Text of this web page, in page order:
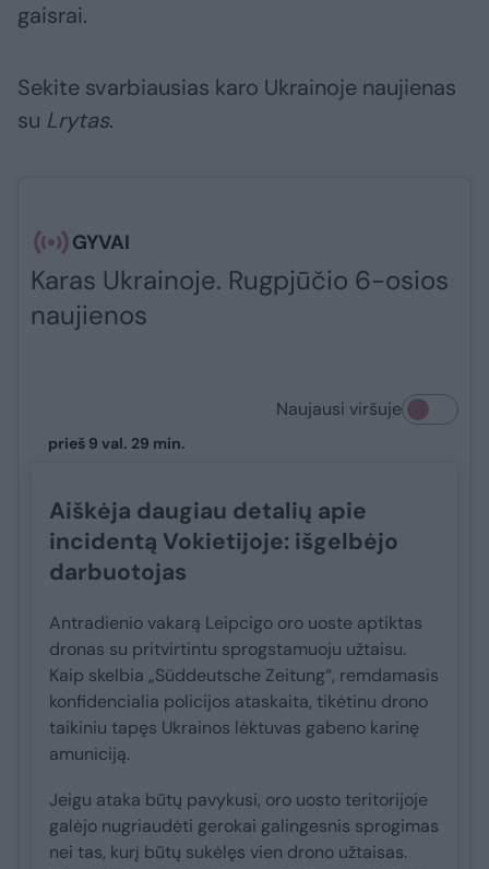
gaisrai.
Sekite svarbiausias karo Ukrainoje naujienas
su Lrytas.​​​
GYVAI
Karas Ukrainoje. Rugpjūčio 6-osios
naujienos
Naujausi viršuje
prieš 9 val. 29 min.
Aiškėja daugiau detalių apie
incidentą Vokietijoje: išgelbėjo
darbuotojas
Antradienio vakarą Leipcigo oro uoste aptiktas
dronas su pritvirtintu sprogstamuoju užtaisu.
Kaip skelbia „Süddeutsche Zeitung“, remdamasis
konfidencialia policijos ataskaita, tikėtinu drono
taikiniu tapęs Ukrainos lėktuvas gabeno karinę
amuniciją.
Jeigu ataka būtų pavykusi, oro uosto teritorijoje
galėjo nugriaudėti gerokai galingesnis sprogimas
nei tas, kurį būtų sukėlęs vien drono užtaisas.